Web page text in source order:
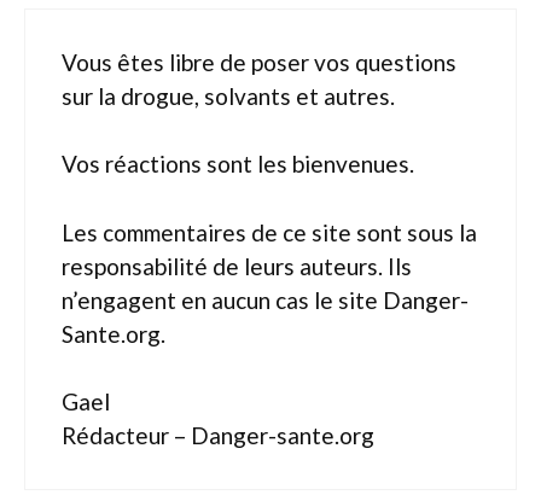
Vous êtes libre de poser vos questions
sur la drogue, solvants et autres.
Vos réactions sont les bienvenues.
Les commentaires de ce site sont sous la
responsabilité de leurs auteurs. Ils
n’engagent en aucun cas le site Danger-
Sante.org.
Gael
Rédacteur – Danger-sante.org